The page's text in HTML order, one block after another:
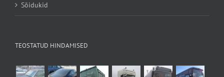
Sõidukid
TEOSTATUD HINDAMISED